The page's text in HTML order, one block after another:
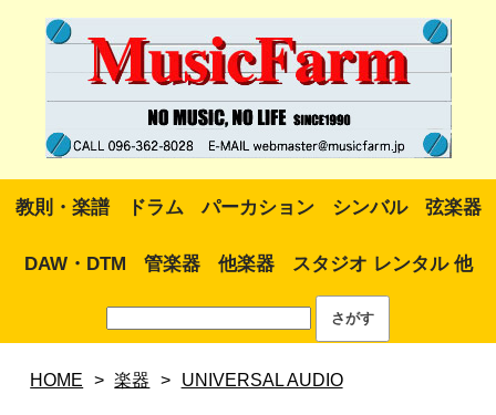
教則・楽譜 ドラム パーカション シンバル 弦楽器
DAW・DTM 管楽器 他楽器 スタジオ レンタル 他
HOME > 楽器 > UNIVERSAL AUDIO